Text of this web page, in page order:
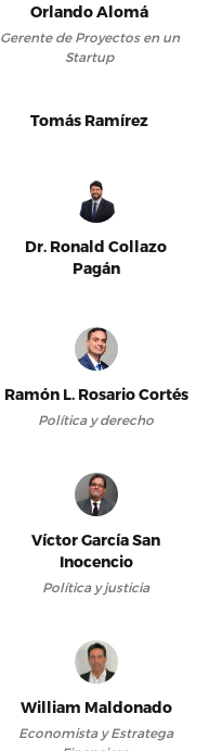
Orlando Alomá
Gerente de Proyectos en un
Startup
Tomás Ramírez
Dr. Ronald Collazo
Pagán
Ramón L. Rosario Cortés
Política y derecho
Víctor García San
Inocencio
Política y justicia
William Maldonado
Economista y Estratega